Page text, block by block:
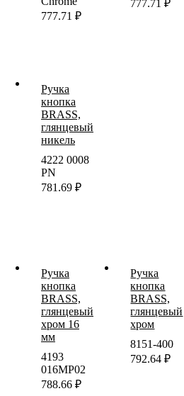
777.71 ₽
777.71₽
Ручка
кнопка
BRASS,
глянцевый
никель
4222 0008
PN
781.69 ₽
Ручка
кнопка
BRASS,
глянцевый
хром 16
мм
4193
016MP02
788.66 ₽
Ручка
кнопка
BRASS,
глянцевый
хром
8151-400
792.64₽